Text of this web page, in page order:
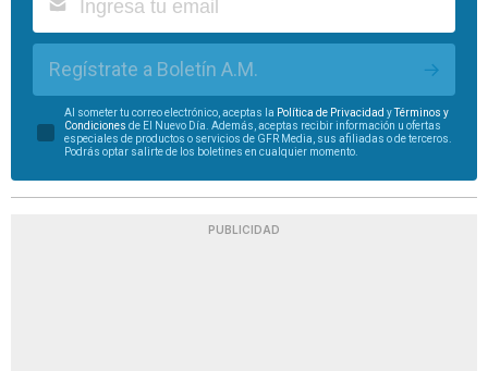
Regístrate a Boletín A.M.
Al someter tu correo electrónico, aceptas la Política de Privacidad yTérminos y
Condiciones de El Nuevo Día. Además, aceptas recibir información u ofertas
especiales de productos o servicios de GFR Media, sus afiliadas o de terceros.
Podrás optar salirte de los boletines en cualquier momento.
PUBLICIDAD